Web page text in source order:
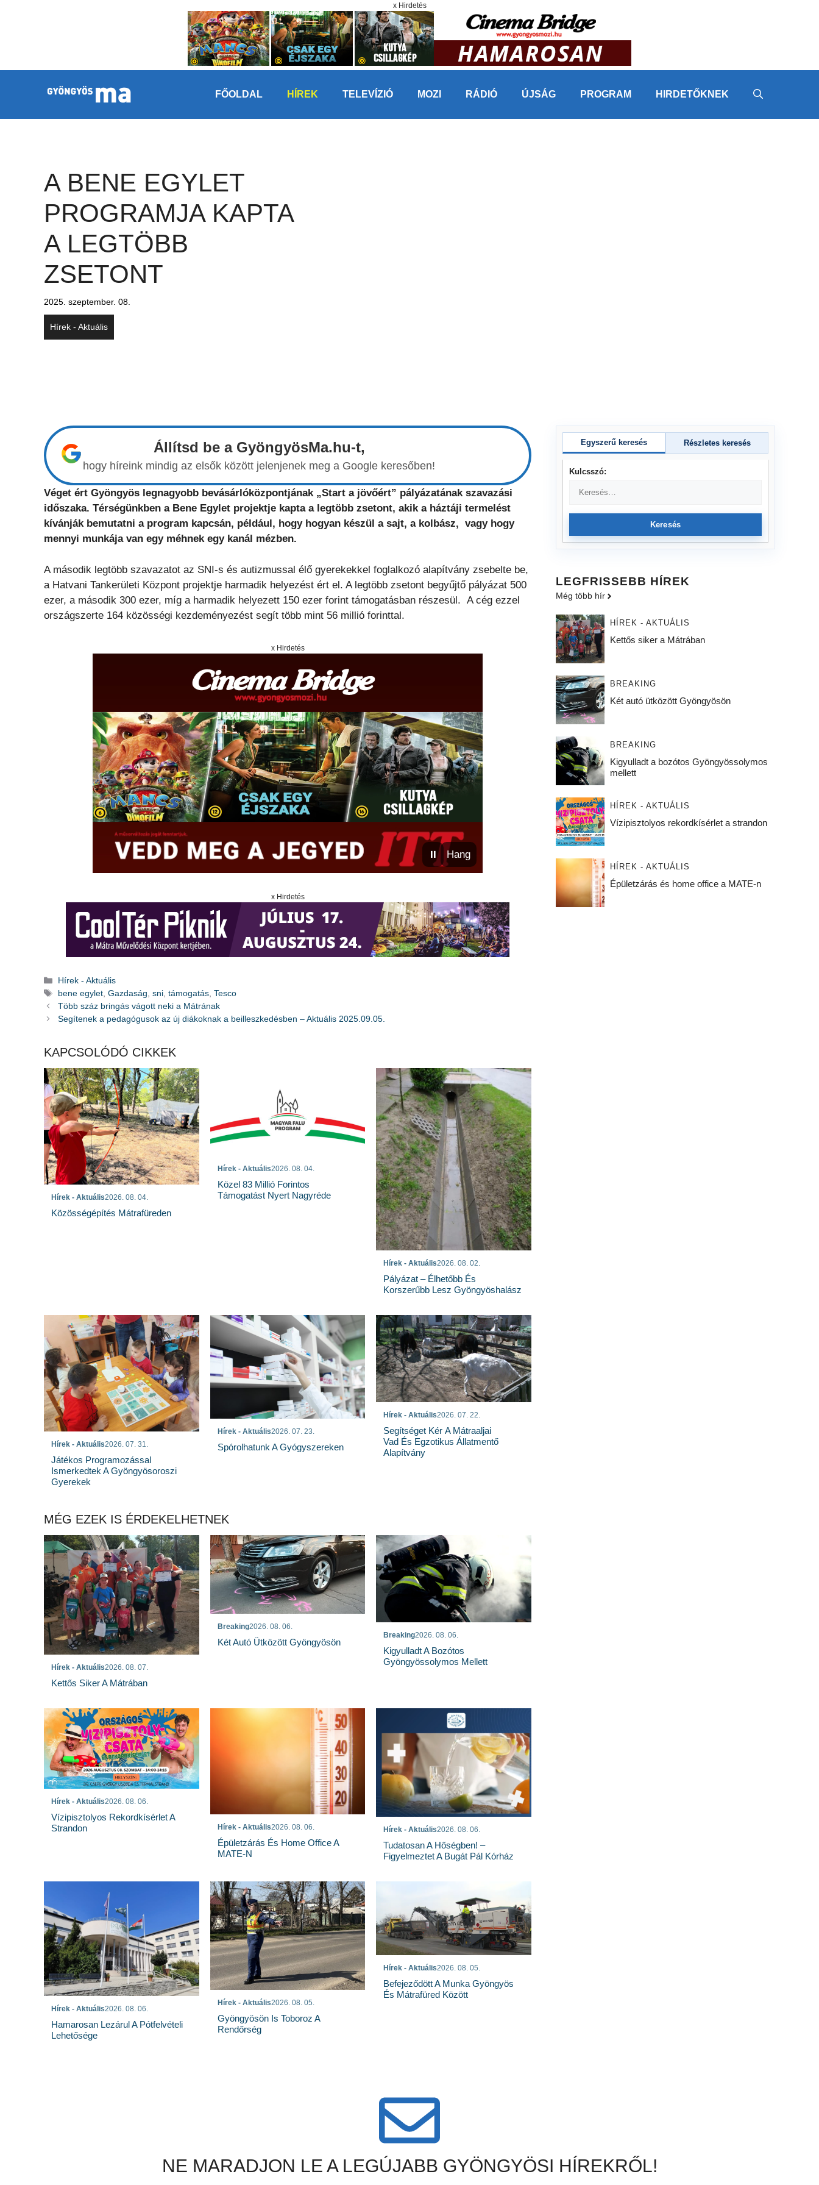
x Hirdetés
FŐOLDAL HÍREK TELEVÍZIÓ MOZI RÁDIÓ ÚJSÁG PROGRAM HIRDETŐKNEK
A BENE EGYLET
PROGRAMJA KAPTA
A LEGTÖBB
ZSETONT
2025. szeptember. 08.
Hírek - Aktuális
Állítsd be a GyöngyösMa.hu-t,
hogy híreink mindig az elsők között jelenjenek meg a Google keresőben!
Véget ért Gyöngyös legnagyobb bevásárlóközpontjának „Start a jövőért” pályázatának szavazási
időszaka. Térségünkben a Bene Egylet projektje kapta a legtöbb zsetont, akik a háztáji termelést
kívánják bemutatni a program kapcsán, például, hogy hogyan készül a sajt, a kolbász, vagy hogy
mennyi munkája van egy méhnek egy kanál mézben.
A második legtöbb szavazatot az SNI-s és autizmussal élő gyerekekkel foglalkozó alapítvány zsebelte be,
a Hatvani Tankerületi Központ projektje harmadik helyezést ért el. A legtöbb zsetont begyűjtő pályázat 500
ezer, a második 300 ezer, míg a harmadik helyezett 150 ezer forint támogatásban részesül. A cég ezzel
országszerte 164 közösségi kezdeményezést segít több mint 56 millió forinttal.
x Hirdetés
⏸ Hang
x Hirdetés
Kategória
Hírek - Aktuális
Címkék
bene egylet,Gazdaság,sni,támogatás,Tesco
Több száz bringás vágott neki a Mátrának
Segítenek a pedagógusok az új diákoknak a beilleszkedésben – Aktuális 2025.09.05.
KAPCSOLÓDÓ CIKKEK
Hírek - Aktuális2026. 08. 04.
Közösségépítés Mátrafüreden
Hírek - Aktuális2026. 08. 04.
Közel 83 Millió Forintos
Támogatást Nyert Nagyréde
Hírek - Aktuális2026. 08. 02.
Pályázat – Élhetőbb És
Korszerűbb Lesz Gyöngyöshalász
Hírek - Aktuális2026. 07. 31.
Játékos Programozással
Ismerkedtek A Gyöngyösoroszi
Gyerekek
Hírek - Aktuális2026. 07. 23.
Spórolhatunk A Gyógyszereken
Hírek - Aktuális2026. 07. 22.
Segítséget Kér A Mátraaljai
Vad És Egzotikus Állatmentő
Alapítvány
MÉG EZEK IS ÉRDEKELHETNEK
Hírek - Aktuális2026. 08. 07.
Kettős Siker A Mátrában
Breaking2026. 08. 06.
Két Autó Ütközött Gyöngyösön
Breaking2026. 08. 06.
Kigyulladt A Bozótos
Gyöngyössolymos Mellett
Hírek - Aktuális2026. 08. 06.
Vízipisztolyos Rekordkísérlet A
Strandon
Hírek - Aktuális2026. 08. 06.
Épületzárás És Home Office A
MATE-N
Hírek - Aktuális2026. 08. 06.
Tudatosan A Hőségben! –
Figyelmeztet A Bugát Pál Kórház
Hírek - Aktuális2026. 08. 06.
Hamarosan Lezárul A Pótfelvételi
Lehetősége
Hírek - Aktuális2026. 08. 05.
Gyöngyösön Is Toboroz A
Rendőrség
Hírek - Aktuális2026. 08. 05.
Befejeződött A Munka Gyöngyös
És Mátrafüred Között
Egyszerű keresés Részletes keresés
Kulcsszó:
Keresés
LEGFRISSEBB HÍREK
Még több hír
HÍREK - AKTUÁLIS
Kettős siker a Mátrában
BREAKING
Két autó ütközött Gyöngyösön
BREAKING
Kigyulladt a bozótos Gyöngyössolymos
mellett
HÍREK - AKTUÁLIS
Vízipisztolyos rekordkísérlet a strandon
HÍREK - AKTUÁLIS
Épületzárás és home office a MATE-n
NE MARADJON LE A LEGÚJABB GYÖNGYÖSI HÍREKRŐL!